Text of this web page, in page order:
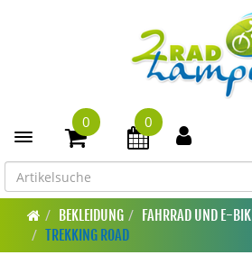
Toggle navigation
0 0
BEKLEIDUNG
FAHRRAD UND E-
TREKKING ROAD